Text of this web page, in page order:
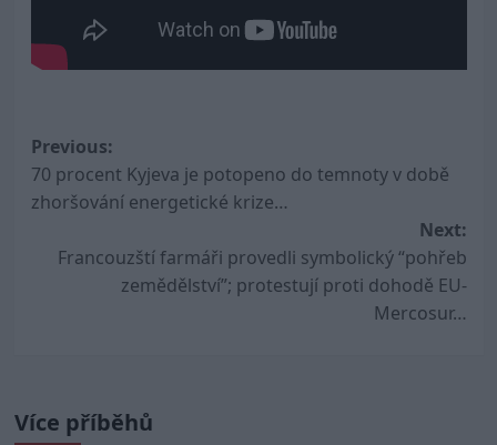
Post
navigation
Previous:
70 procent Kyjeva je potopeno do temnoty v době
zhoršování energetické krize…
Next:
Francouzští farmáři provedli symbolický “pohřeb
zemědělství”; protestují proti dohodě EU-
Mercosur…
Více příběhů